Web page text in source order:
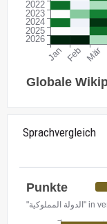
Sprachvergleich